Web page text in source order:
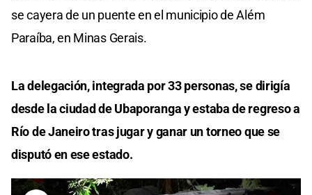
se cayera de un puente en el municipio de Além
Paraíba, en Minas Gerais.
La delegación, integrada por 33 personas, se dirigía
desde la ciudad de Ubaporanga y estaba de regreso a
Río de Janeiro tras jugar y ganar un torneo que se
disputó en ese estado.